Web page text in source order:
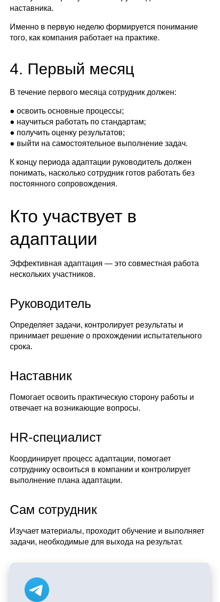
наставника.
Именно в первую неделю формируется понимание
того, как компания работает на практике.
4. Первый месяц
В течение первого месяца сотрудник должен:
● освоить основные процессы;
● научиться работать по стандартам;
● получить оценку результатов;
● выйти на самостоятельное выполнение задач.
К концу периода адаптации руководитель должен
понимать, насколько сотрудник готов работать без
постоянного сопровождения.
Кто участвует в
адаптации
Эффективная адаптация — это совместная работа
нескольких участников.
Руководитель
Определяет задачи, контролирует результаты и
принимает решение о прохождении испытательного
срока.
Наставник
Помогает освоить практическую сторону работы и
отвечает на возникающие вопросы.
HR-специалист
Координирует процесс адаптации, помогает
сотруднику освоиться в компании и контролирует
выполнение плана адаптации.
Сам сотрудник
Изучает материалы, проходит обучение и выполняет
задачи, необходимые для выхода на результат.